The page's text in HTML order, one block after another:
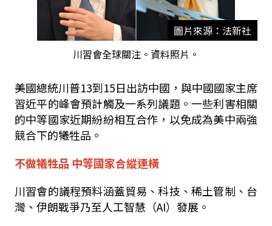
圖片來源：法新社
川習會全球關注。資料照片。
美國總統川普13到15日出訪中國，與中國國家主席
習近平的峰會預計觸及一系列議題。一些利害相關
的中等國家近期紛紛相互合作，以免成為美中兩強
競合下的犧牲品。
不做犧牲品 中等國家合縱連橫
川習會的議程預料涵蓋貿易、科技、稀土管制、台
灣、伊朗戰爭乃至人工智慧（AI）發展。